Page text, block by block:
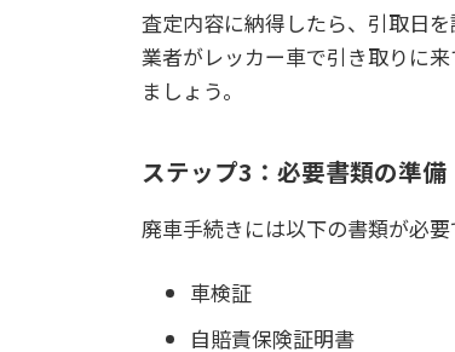
査定内容に納得したら、引取日
業者がレッカー車で引き取りに
ましょう。
ステップ3：必要書類の準備
廃車手続きには以下の書類が必要
車検証
自賠責保険証明書